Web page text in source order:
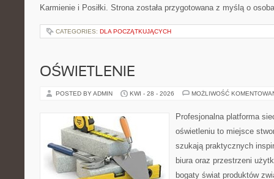
Karmienie i Posiłki. Strona została przygotowana z myślą o
CATEGORIES: DLA POCZĄTKUJĄCYCH
OŚWIETLENIE
POSTED BY ADMIN KWI - 28 - 2026 MOŻLIWOŚĆ
Profesjonalna platforma
oświetleniu to miejsce
szukają praktycznych
biura oraz przestrzeni
bogaty świat produktów